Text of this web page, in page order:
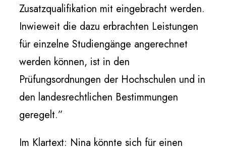
Zusatzqualifikation mit eingebracht werden.
Inwieweit die dazu erbrachten Leistungen
für einzelne Studiengänge angerechnet
werden können, ist in den
Prüfungsordnungen der Hochschulen und in
den landesrechtlichen Bestimmungen
geregelt.”
Im Klartext: Nina könnte sich für einen